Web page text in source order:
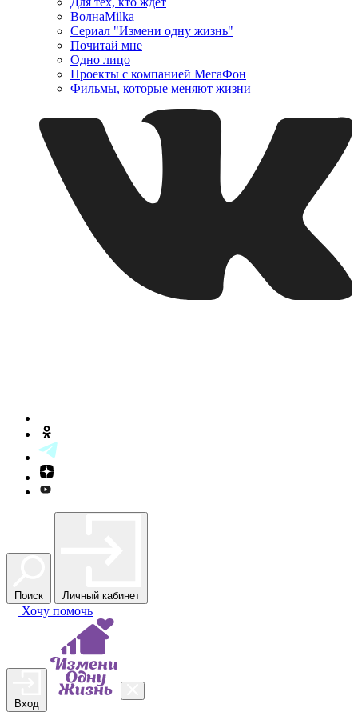
ВолнаMilka
Сериал "Измени одну жизнь"
Почитай мне
Одно лицо
Проекты с компанией МегаФон
Фильмы, которые меняют жизни
Поиск Личный кабинет
Хочу помочь
Вход